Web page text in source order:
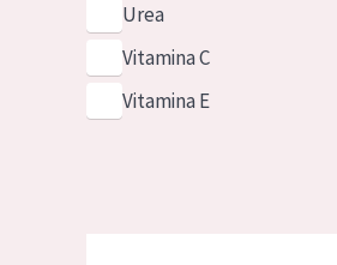
Urea
Vitamina C
Vitamina E